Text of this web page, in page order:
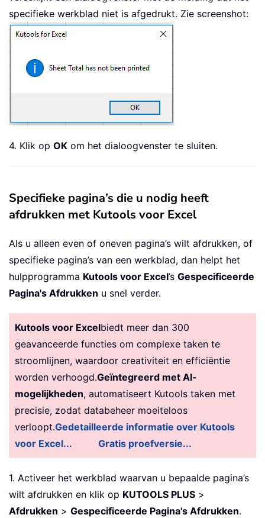
specifieke werkblad niet is afgedrukt. Zie screenshot:
4. Klik op OK om het dialoogvenster te sluiten.
Specifieke pagina’s die u nodig heeft
afdrukken met Kutools voor Excel
Als u alleen even of oneven pagina’s wilt afdrukken, of
specifieke pagina’s van een werkblad, dan helpt het
hulpprogramma Kutools voor Excel’s Gespecificeerde
Pagina's Afdrukken u snel verder.
Kutools voor Excelbiedt meer dan 300
geavanceerde functies om complexe taken te
stroomlijnen, waardoor creativiteit en efficiëntie
worden verhoogd.Geïntegreerd met AI-
mogelijkheden, automatiseert Kutools taken met
precisie, zodat databeheer moeiteloos
verloopt.Gedetailleerde informatie over Kutools
voor Excel...
Gratis proefversie...
1. Activeer het werkblad waarvan u bepaalde pagina’s
wilt afdrukken en klik op KUTOOLS PLUS >
Afdrukken > Gespecificeerde Pagina's Afdrukken.